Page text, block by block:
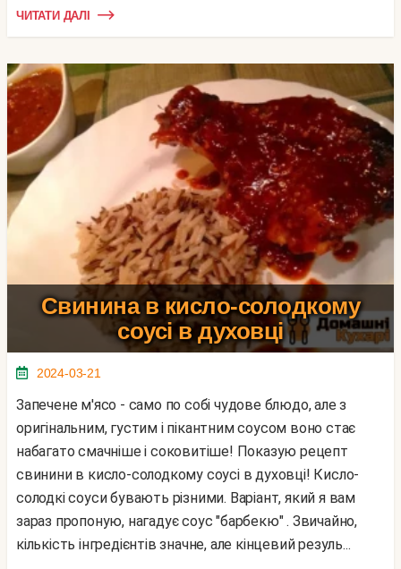
ЧИТАТИ ДАЛІ
Свинина в кисло-солодкому
соусі в духовці
2024-03-21
Запечене м'ясо - само по собі чудове блюдо, але з
оригінальним, густим і пікантним соусом воно стає
набагато смачніше і соковитіше! Показую рецепт
свинини в кисло-солодкому соусі в духовці! Кисло-
солодкі соуси бувають різними. Варіант, який я вам
зараз пропоную, нагадує соус "барбекю" . Звичайно,
кількість інгредієнтів значне, але кінцевий резуль...